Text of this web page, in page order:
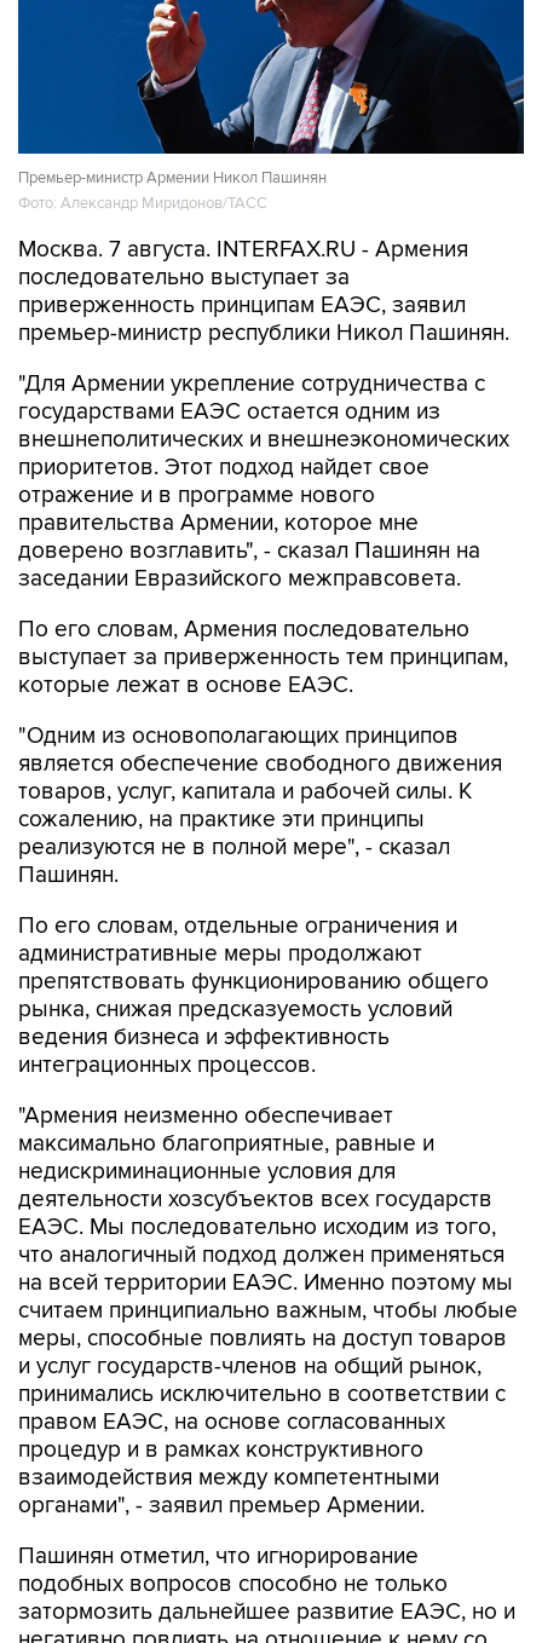
Премьер-министр Армении Никол Пашинян
Фото: Александр Миридонов/ТАСС
Москва. 7 августа. INTERFAX.RU - Армения
последовательно выступает за
приверженность принципам ЕАЭС, заявил
премьер-министр республики Никол Пашинян.
"Для Армении укрепление сотрудничества с
государствами ЕАЭС остается одним из
внешнеполитических и внешнеэкономических
приоритетов. Этот подход найдет свое
отражение и в программе нового
правительства Армении, которое мне
доверено возглавить", - сказал Пашинян на
заседании Евразийского межправсовета.
По его словам, Армения последовательно
выступает за приверженность тем принципам,
которые лежат в основе ЕАЭС.
"Одним из основополагающих принципов
является обеспечение свободного движения
товаров, услуг, капитала и рабочей силы. К
сожалению, на практике эти принципы
реализуются не в полной мере", - сказал
Пашинян.
По его словам, отдельные ограничения и
административные меры продолжают
препятствовать функционированию общего
рынка, снижая предсказуемость условий
ведения бизнеса и эффективность
интеграционных процессов.
"Армения неизменно обеспечивает
максимально благоприятные, равные и
недискриминационные условия для
деятельности хозсубъектов всех государств
ЕАЭС. Мы последовательно исходим из того,
что аналогичный подход должен применяться
на всей территории ЕАЭС. Именно поэтому мы
считаем принципиально важным, чтобы любые
меры, способные повлиять на доступ товаров
и услуг государств-членов на общий рынок,
принимались исключительно в соответствии с
правом ЕАЭС, на основе согласованных
процедур и в рамках конструктивного
взаимодействия между компетентными
органами", - заявил премьер Армении.
Пашинян отметил, что игнорирование
подобных вопросов способно не только
затормозить дальнейшее развитие ЕАЭС, но и